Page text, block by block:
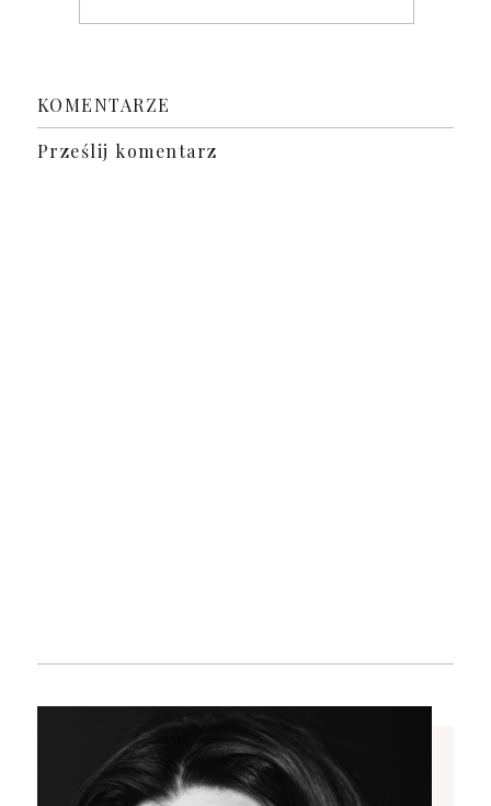
KOMENTARZE
Prześlij komentarz